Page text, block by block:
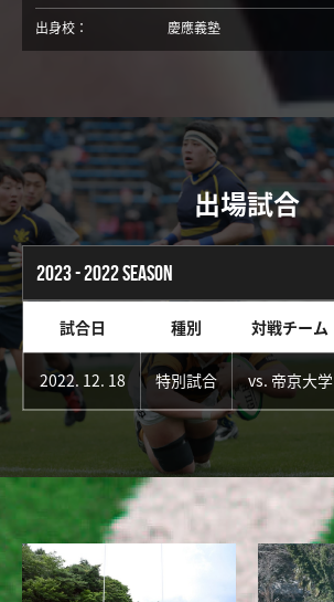
出身校：
慶應義塾
出場試合
2023 - 2022 SEASON
試合日 種別 対戦チーム
2022. 12. 18 特別試合 vs. 帝京大学